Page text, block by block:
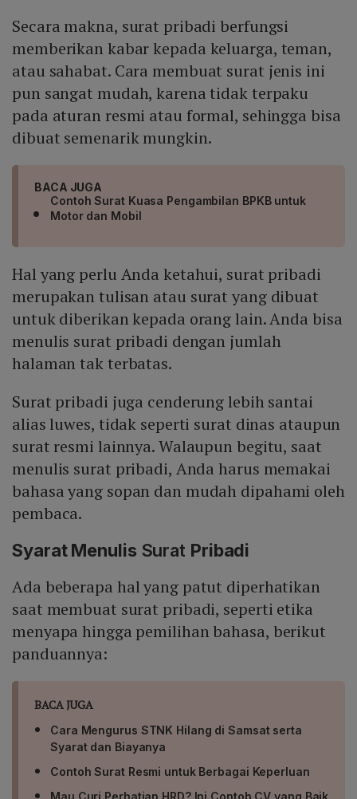
Secara makna, surat pribadi berfungsi
memberikan kabar kepada keluarga, teman,
atau sahabat. Cara membuat surat jenis ini
pun sangat mudah, karena tidak terpaku
pada aturan resmi atau formal, sehingga bisa
dibuat semenarik mungkin.
BACA JUGA
Contoh Surat Kuasa Pengambilan BPKB untuk
Motor dan Mobil
Hal yang perlu Anda ketahui, surat pribadi
merupakan tulisan atau surat yang dibuat
untuk diberikan kepada orang lain. Anda bisa
menulis surat pribadi dengan jumlah
halaman tak terbatas.
Surat pribadi juga cenderung lebih santai
alias luwes, tidak seperti surat dinas ataupun
surat resmi lainnya. Walaupun begitu, saat
menulis surat pribadi, Anda harus memakai
bahasa yang sopan dan mudah dipahami oleh
pembaca.
Syarat Menulis Surat Pribadi
Ada beberapa hal yang patut diperhatikan
saat membuat surat pribadi, seperti etika
menyapa hingga pemilihan bahasa, berikut
panduannya:
BACA JUGA
Cara Mengurus STNK Hilang di Samsat serta
Syarat dan Biayanya
Contoh Surat Resmi untuk Berbagai Keperluan